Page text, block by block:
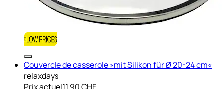
Couvercle de casserole »mit Silikon für Ø 20-24 cm«
relaxdays
Prix actuel11.90 CHF